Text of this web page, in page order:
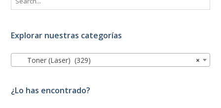
Explorar nuestras categorías
×
Toner (Laser) (329)
¿Lo has encontrado?